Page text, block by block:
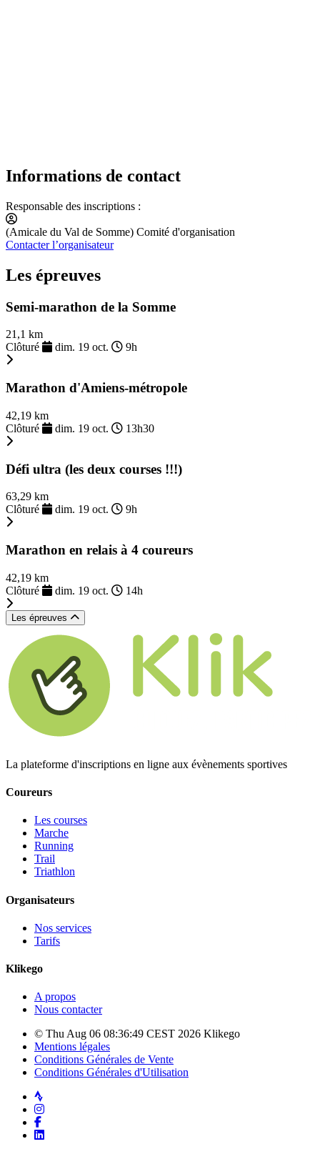
Informations de contact
Responsable des inscriptions :
(Amicale du Val de Somme) Comité d'organisation
Contacter l’organisateur
Les épreuves
Semi-marathon de la Somme
21,1 km
Clôturé
dim. 19 oct. 9h
Marathon d'Amiens-métropole
42,19 km
Clôturé
dim. 19 oct. 13h30
Défi ultra (les deux courses !!!)
63,29 km
Clôturé
dim. 19 oct. 9h
Marathon en relais à 4 coureurs
42,19 km
Clôturé
dim. 19 oct. 14h
Les épreuves
La plateforme d'inscriptions en ligne aux évènements sportives
Coureurs
Les courses
Marche
Running
Trail
Triathlon
Organisateurs
Nos services
Tarifs
Klikego
A propos
Nous contacter
© Thu Aug 06 08:36:49 CEST 2026 Klikego
Mentions légales
Conditions Générales de Vente
Conditions Générales d'Utilisation
Strava
Instagram
Facebook
LinkedIn